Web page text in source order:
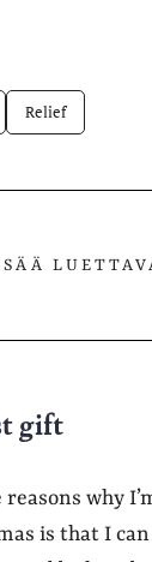
Relief
gift
reasons why
is that I